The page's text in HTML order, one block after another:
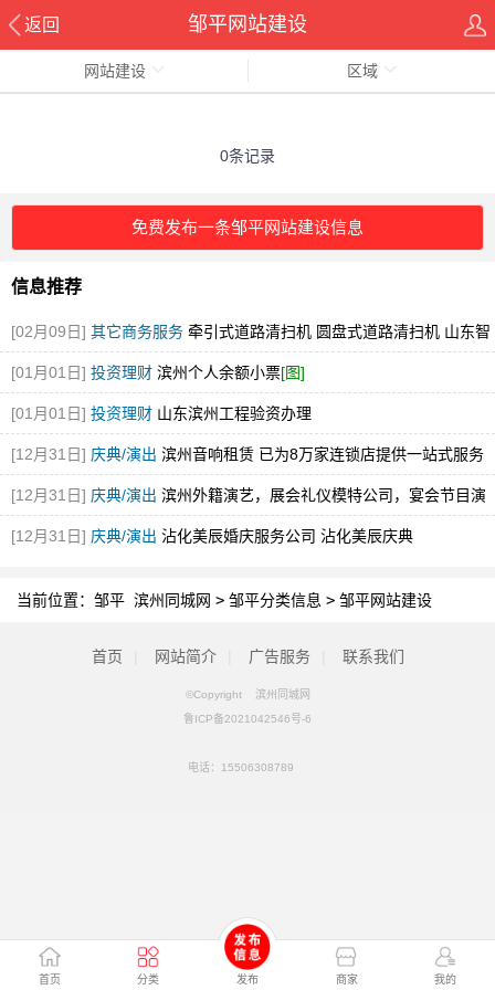
返回 邹平网站建设
首页 分类 发布 商家 我的
网站建设 区域
0条记录
免费发布一条邹平网站建设信息
信息推荐
[02月09日] 其它商务服务 牵引式道路清扫机 圆盘式道路清扫机 山东智
行环卫 厂家直销[图]
[01月01日] 投资理财 滨州个人余额小票[图]
[01月01日] 投资理财 山东滨州工程验资办理
[12月31日] 庆典/演出 滨州音响租赁 已为8万家连锁店提供一站式服务
[图]
[12月31日] 庆典/演出 滨州外籍演艺，展会礼仪模特公司，宴会节目演
出，舞蹈
[12月31日] 庆典/演出 沾化美辰婚庆服务公司 沾化美辰庆典
当前位置： 邹平 滨州同城网 > 邹平分类信息 > 邹平网站建设
首页 网站简介 广告服务 联系我们
©Copyright 滨州同城网
鲁ICP备2021042546号-6
电话： 15506308789